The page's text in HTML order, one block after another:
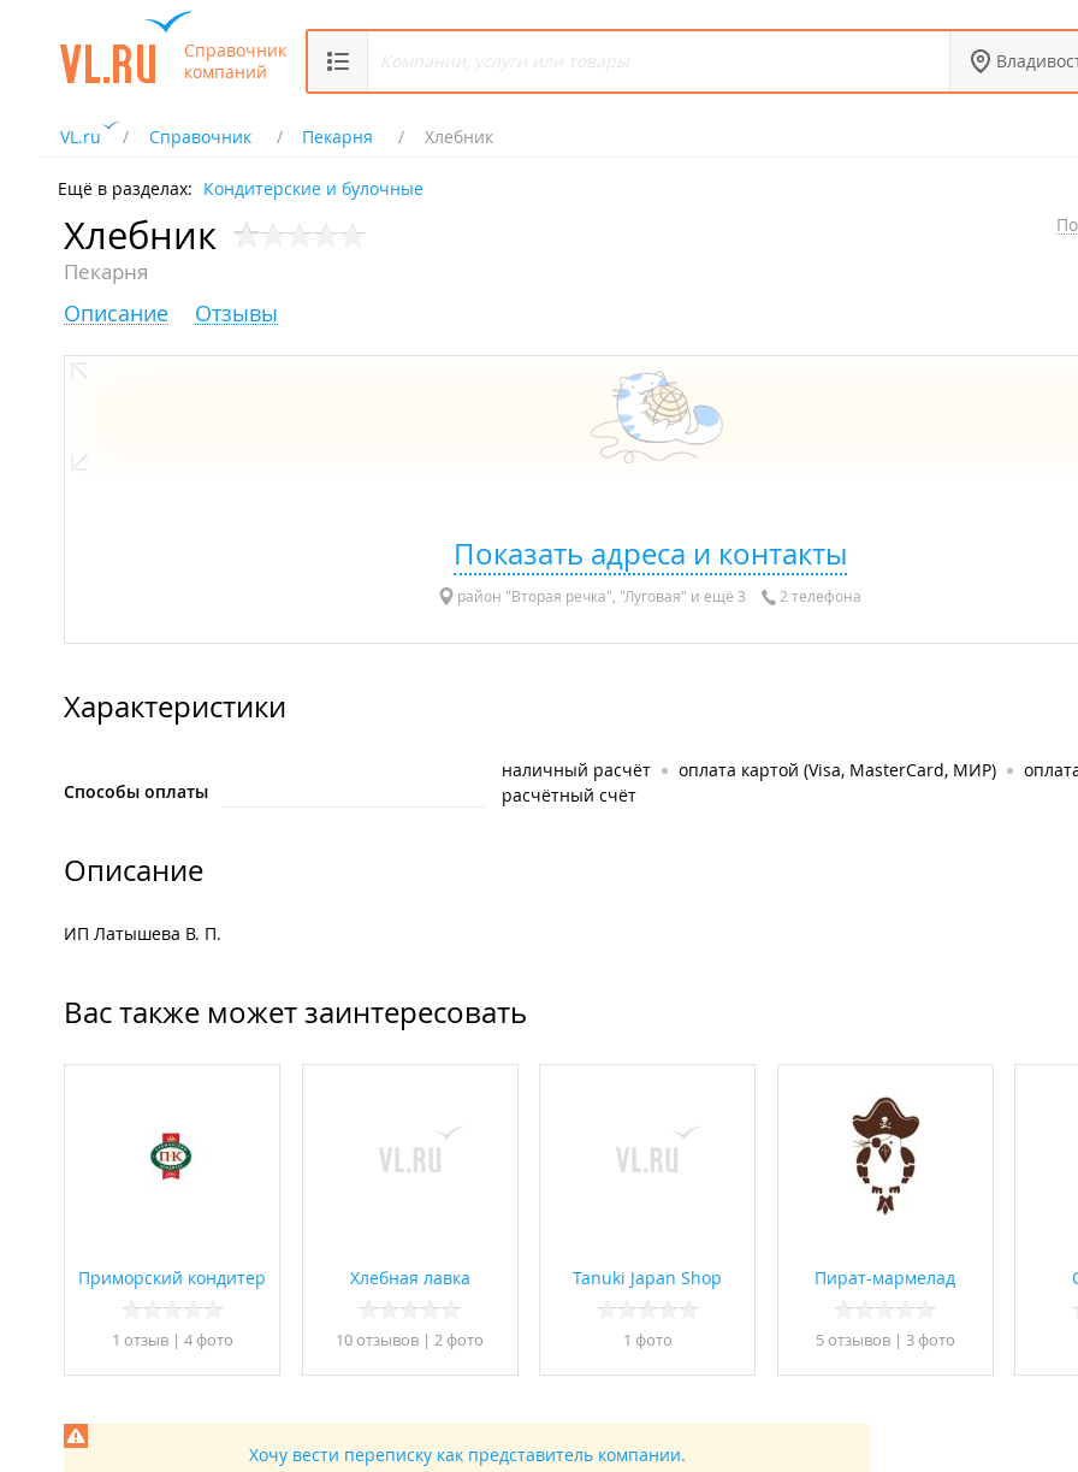
Справочник
компаний
VL.ru Справочник Пекарня Хлебник
Ещё в разделах: Кондитерские и булочные
Хлебник
Пекарня
Описание Отзывы
Показать адреса и контакты
район "Вторая речка", "Луговая" и ещё 3 2 телефона
Характеристики
Способы оплаты
наличный расчёт оплата картой (Visa, MasterCard, МИР)
расчётный счёт
Описание
ИП Латышева В. П.
Вас также может заинтересовать
Приморский кондитер
1 отзыв | 4 фото
Хлебная лавка
10 отзывов | 2 фото
Tanuki Japan Shop
1 фото
Пират-мармелад
5 отзывов| 3 фото
Хочу вести переписку как представитель компании.